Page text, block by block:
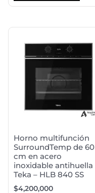
Horno multifunción
SurroundTemp de 60
cm en acero
inoxidable antihuella
Teka – HLB 840 SS
$4,200,000